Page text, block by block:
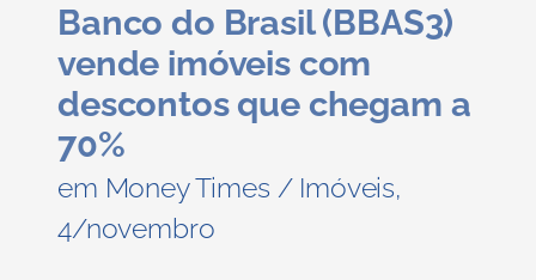
Banco do Brasil (BBAS3)
vende imóveis com
descontos que chegam a
70%
em Money Times / Imóveis,
4/novembro